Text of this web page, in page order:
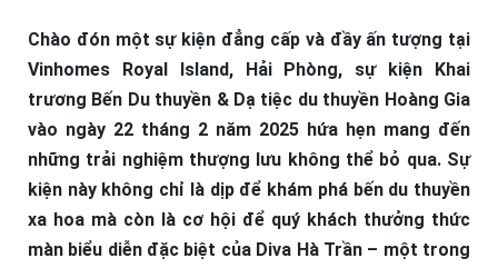
Chào đón một sự kiện đẳng cấp và đầy ấn tượng tại
Vinhomes Royal Island, Hải Phòng, sự kiện Khai
trương Bến Du thuyền & Dạ tiệc du thuyền Hoàng Gia
vào ngày 22 tháng 2 năm 2025 hứa hẹn mang đến
những trải nghiệm thượng lưu không thể bỏ qua. Sự
kiện này không chỉ là dịp để khám phá bến du thuyền
xa hoa mà còn là cơ hội để quý khách thưởng thức
màn biểu diễn đặc biệt của Diva Hà Trần – một trong